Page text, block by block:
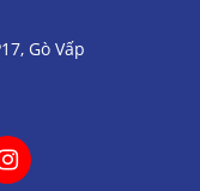
Gò Vấp